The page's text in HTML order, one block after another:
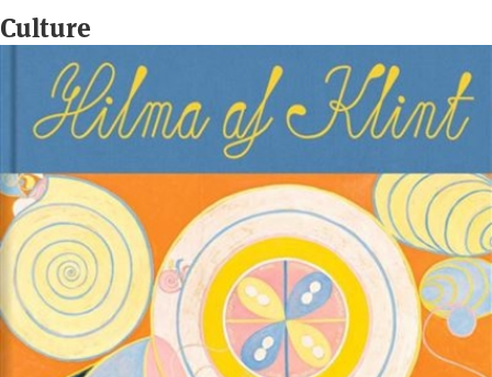
Culture